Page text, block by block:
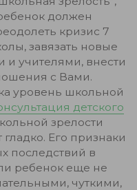
должен
кризис 7
завязать новые
и учителями, внести
с Вами.
уровень школьной
детского
зрелости
Его признаки
последствий в
ребенок еще не
чуткими,